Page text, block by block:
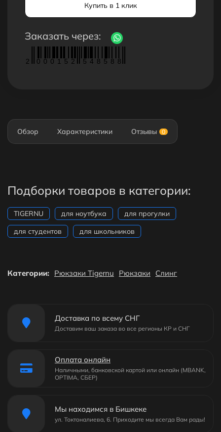
Купить в 1 клик
Заказать через:
2 0 0 0 1 5 2 5 4 8 5 8 8
Обзор Характеристики Отзывы 0
Подборки товаров в категории:
TIGERNU для ноутбука
для прогулки
для студентов
для школьников
Категории: Рюкзаки Tigernu Рюкзаки Слинг
Доставка по всему СНГ
Доставим ваш заказа во все регионы КР и СНГ
Оплата онлайн
Наличными, банковской картой или онлайн (MBANK,
OPTIMA, СБЕР)
Мы находимся в Бишкеке
ул. Токтоналиева, 6. Приходите мы всегда Вам рады!